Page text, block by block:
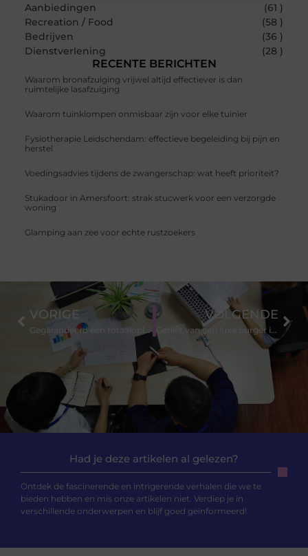
Aanbiedingen
(61 )
Recreation / Food
(58 )
Bedrijven
(36 )
Dienstverlening
(28 )
RECENTE BERICHTEN
Waarom bronafzuiging vrijwel altijd effectiever is dan
ruimtelijke lasafzuiging
Waarom tuinklompen onmisbaar zijn voor elke tuinier
Fysiotherapie Leidschendam: effectieve begeleiding bij pijn en
herstel
Voedingsadvies tijdens de zwangerschap: wat heeft prioriteit?
Stukadoor in Amersfoort: strak stucwerk voor een verzorgde
woning
Glamping aan zee voor echte rustzoekers
Had je deze artikelen al gelezen?
Ontdek de fascinerende en intrigerende verhalen die we te
bieden hebben en mis onze artikelen niet. Verdiep je in
verschillende onderwerpen en blijf goed geïnformeerd!
VORIGE VOLGENDE
Geniet van een luxe burger in dit sfeervolle Spakenburgse restaurant